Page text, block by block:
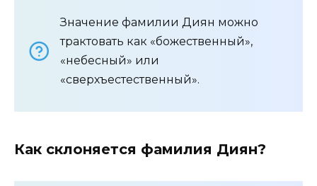
Значение фамилии Диян можно
трактовать как «божественный»,
«небесный» или
«сверхъестественный».
Как склоняется фамилия Диян?